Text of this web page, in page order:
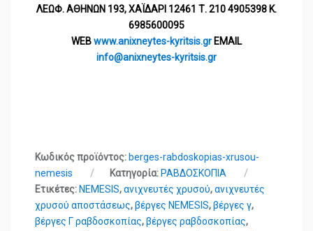
ΛΕΩΦ. ΑΘΗΝΩΝ 193, ΧΑΪΔΑΡΙ 12461 Τ. 210 4905398 Κ.
6985600095
WEBwww.anixneytes-kyritsis.gr EMAIL
info@anixneytes-kyritsis.gr
Κωδικός προϊόντος: berges-rabdoskopias-xrusou-
nemesis
Κατηγορία: ΡΑΒΔΟΣΚΟΠΙΑ
Ετικέτες: NEMESIS,ανιχνευτές χρυσού,ανιχνευτές
χρυσού αποστάσεως,βέργες NEMESIS,βέργες γ,
βέργες Γ ραβδοσκοπίας,βέργες ραβδοσκοπίας,